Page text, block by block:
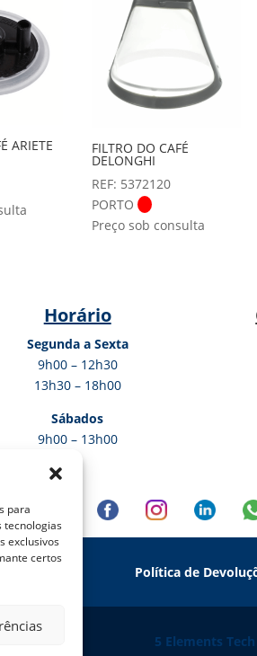
para
tecnologias
exclusivos
certos
ARIETE
FILTRO DO CAFÉ
DELONGHI
REF: 5372120
PORTO
Preço sob consulta
Horário
Segunda a Sexta
9h00 – 12h30
13h30 – 18h00
Sábados
9h00 – 13h00
Política de
5 Elements Tech